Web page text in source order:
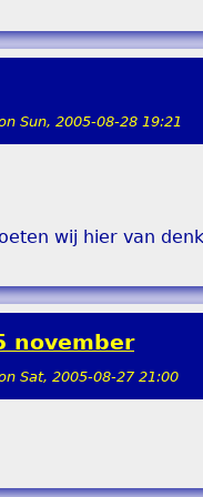
Sun, 2005-08-28 19:21
wij hier van
november
Sat, 2005-08-27 21:00